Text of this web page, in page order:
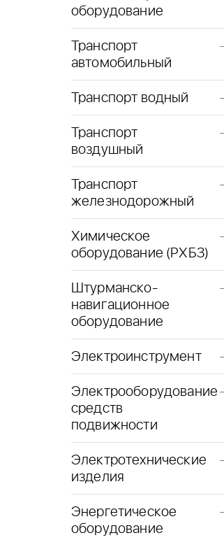
оборудование
Транспорт
автомобильный
Транспорт водный
Транспорт
воздушный
Транспорт
железнодорожный
Химическое
оборудование (РХБЗ)
Штурманско-
навигационное
оборудование
Электроинструмент
Электрооборудование
средств
подвижности
Электротехнические
изделия
Энергетическое
оборудование